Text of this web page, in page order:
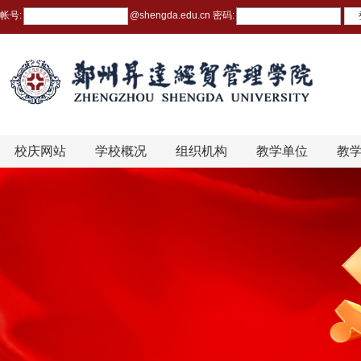
帐号: @shengda.edu.cn 密码:
校庆网站 学校概况 组织机构 教学单位 教